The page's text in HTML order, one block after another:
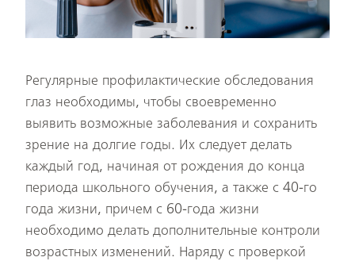
Регулярные профилактические обследования
глаз необходимы, чтобы своевременно
выявить возможные заболевания и сохранить
зрение на долгие годы. Их следует делать
каждый год, начиная от рождения до конца
периода школьного обучения, а также с 40-го
года жизни, причем с 60-года жизни
необходимо делать дополнительные контроли
возрастных изменений. Наряду с проверкой